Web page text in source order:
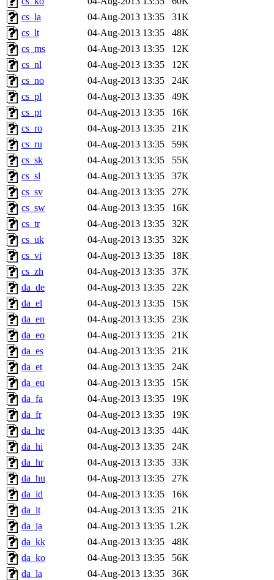
cs_la
04-Aug-2013 13:35
31K
cs_lt
04-Aug-2013 13:35
48K
cs_ms
04-Aug-2013 13:35
12K
cs_nl
04-Aug-2013 13:35
12K
cs_no
04-Aug-2013 13:35
24K
cs_pl
04-Aug-2013 13:35
49K
cs_pt
04-Aug-2013 13:35
16K
cs_ro
04-Aug-2013 13:35
21K
cs_ru
04-Aug-2013 13:35
59K
cs_sk
04-Aug-2013 13:35
55K
cs_sl
04-Aug-2013 13:35
37K
cs_sv
04-Aug-2013 13:35
27K
cs_sw
04-Aug-2013 13:35
16K
cs_tr
04-Aug-2013 13:35
32K
cs_uk
04-Aug-2013 13:35
32K
cs_vi
04-Aug-2013 13:35
18K
cs_zh
04-Aug-2013 13:35
37K
da_de
04-Aug-2013 13:35
22K
da_el
04-Aug-2013 13:35
15K
da_en
04-Aug-2013 13:35
23K
da_eo
04-Aug-2013 13:35
21K
da_es
04-Aug-2013 13:35
21K
da_et
04-Aug-2013 13:35
24K
da_eu
04-Aug-2013 13:35
15K
da_fa
04-Aug-2013 13:35
19K
da_fr
04-Aug-2013 13:35
19K
da_he
04-Aug-2013 13:35
44K
da_hi
04-Aug-2013 13:35
24K
da_hr
04-Aug-2013 13:35
33K
da_hu
04-Aug-2013 13:35
27K
da_id
04-Aug-2013 13:35
16K
da_it
04-Aug-2013 13:35
21K
da_ja
04-Aug-2013 13:35 1.2K
da_kk
04-Aug-2013 13:35
48K
da_ko
04-Aug-2013 13:35
56K
da_la
04-Aug-2013 13:35
36K